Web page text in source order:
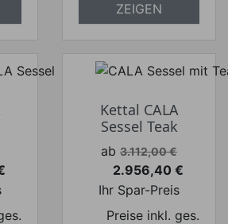
ZEIGEN
Kettal CALA
Sessel Teak
Verkaufspreis
ab 3.112,00 €
Preis
2.956,40 €
Ihr Spar-Preis
Preise inkl. ges.